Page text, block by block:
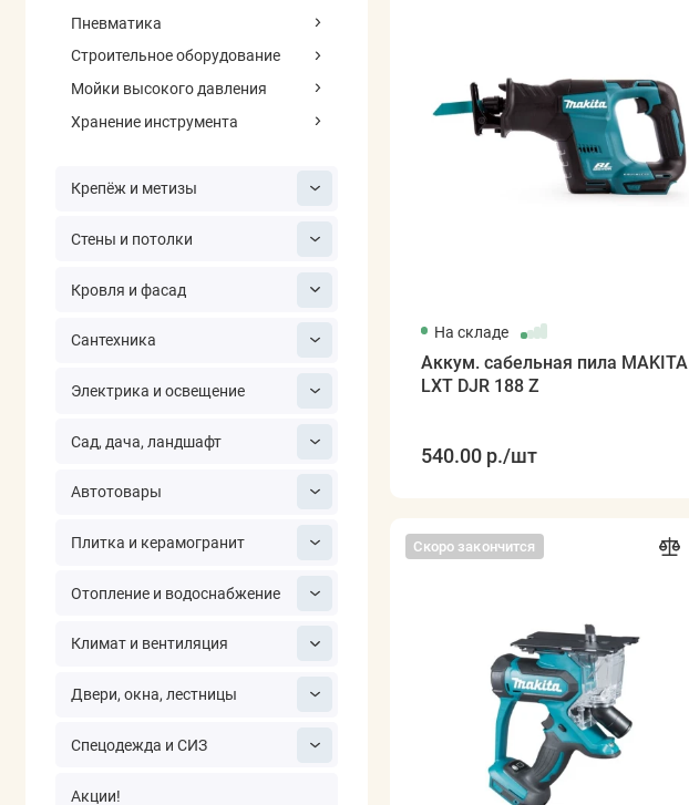
Пневматика
Строительное оборудование
Мойки высокого давления
Хранение инструмента
Крепёж и метизы
Стены и потолки
Кровля и фасад
Сантехника
Электрика и освещение
Сад, дача, ландшафт
Автотовары
Плитка и керамогранит
Отопление и водоснабжение
Климат и вентиляция
Двери, окна, лестницы
Спецодежда и СИЗ
Акции!
На складе
Аккум. сабельная пила MAKITA
LXT DJR 188 Z
540.00 р./шт
Скоро закончится